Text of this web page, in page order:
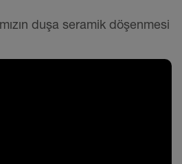
duşa seramik döşenmesi